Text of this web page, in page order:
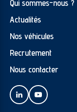
Saphirschwarz
Sellerie
bleues
Services Apres-
Triangle de
Qui sommes-nous ?
Actualités
Nos véhicules
Recrutement
Nous contacter